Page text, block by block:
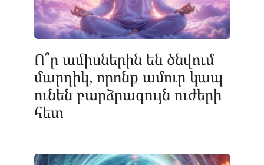
Ո՞ր ամիսներին են ծնվում
մարդիկ, որոնք ամուր կապ
ունեն բարձրագույն ուժերի
հետ